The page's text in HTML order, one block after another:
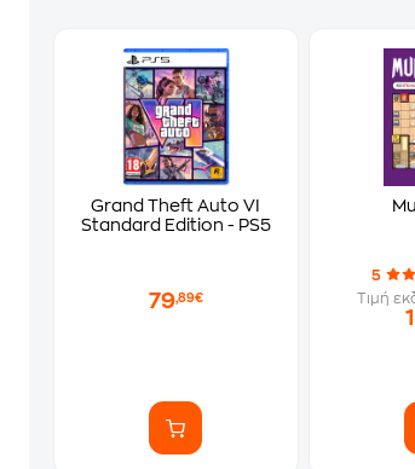
Grand Theft Auto VI
Standard Edition - PS5
79,89€
5
Τιμή